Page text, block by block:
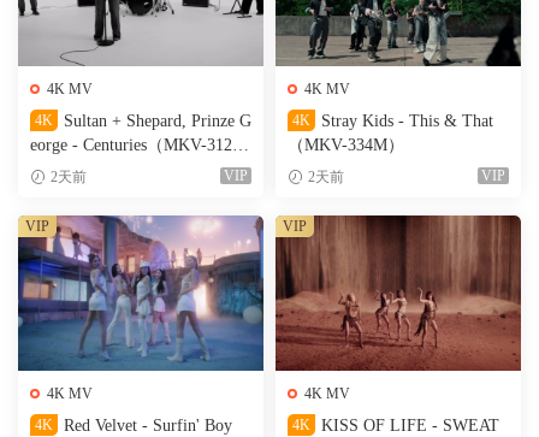
4K MV
4K
Sultan + Shepard, Prinze G
eorge - Centuries（MKV-312
M）2天前 VIP
4K MV
4K
Stray Kids - This & That
（MKV-334M）
2天前 VIP
4K MV
4K
Red Velvet - Surfin' Boy
VIP
4K MV
4K
KISS OF LIFE - SWEAT
VIP